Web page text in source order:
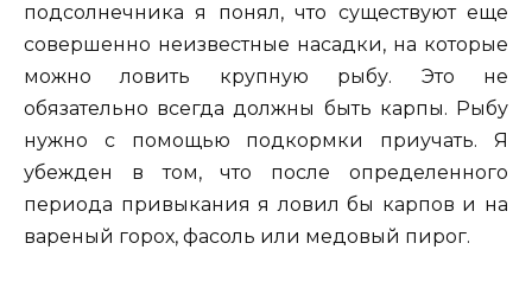
подсолнечника я понял, что существуют еще
совершенно неизвестные насадки, на которые
можно ловить крупную рыбу. Это не
обязательно всегда должны быть карпы. Рыбу
нужно с помощью подкормки приучать. Я
убежден в том, что после определенного
периода привыкания я ловил бы карпов и на
вареный горох, фасоль или медовый пирог.